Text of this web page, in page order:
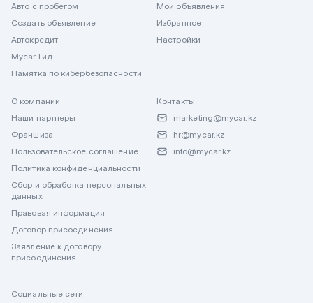
Авто с пробегом
Создать объявление
Автокредит
Mycar Гид
Памятка по кибербезопасности
Мои объявления
Избранное
Настройки
О компании
Наши партнеры
Франшиза
Пользовательское соглашение
Политика конфиденциальности
Сбор и обработка персональных
данных
Правовая информация
Договор присоединения
Заявление к договору
присоединения
Контакты
marketing@mycar.kz
hr@mycar.kz
info@mycar.kz
Социальные сети